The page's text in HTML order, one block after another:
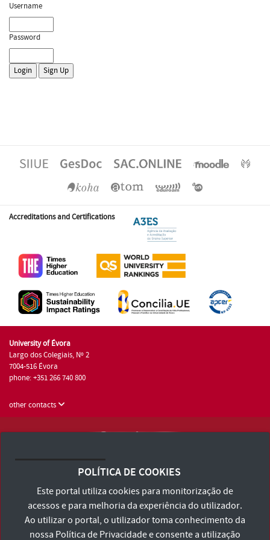
Username
Password
Accreditations and Certifications
University of Évora
Largo dos Colegiais, Nº 2
7004-516 Évora
phone: +351 266 740 800
other contacts
Terms and Conditions and Privacy Policy
Accessibility Statement
POLÍTICA DE COOKIES
Este portal utiliza cookies para monitorização de
acessos e para melhoria da experiência do utilizador.
Ao utilizar o portal, o utilizador toma conhecimento da
nossa Política de Privacidadee consente a utilização